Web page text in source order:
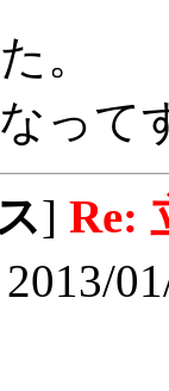
。
って
] Re: